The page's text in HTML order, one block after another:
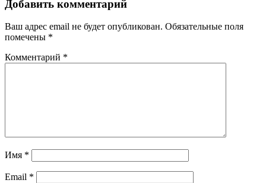
Добавить комментарий
Ваш адрес email не будет опубликован. Обязательные поля
помечены *
Комментарий *
Имя *
Email *